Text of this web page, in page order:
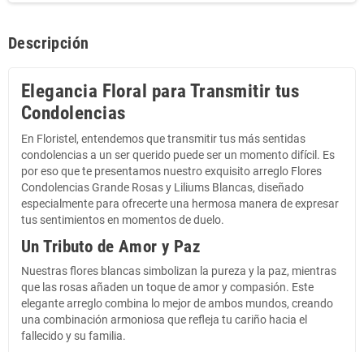
Descripción
Elegancia Floral para Transmitir tus
Condolencias
En Floristel, entendemos que transmitir tus más sentidas
condolencias a un ser querido puede ser un momento difícil. Es
por eso que te presentamos nuestro exquisito arreglo Flores
Condolencias Grande Rosas y Liliums Blancas, diseñado
especialmente para ofrecerte una hermosa manera de expresar
tus sentimientos en momentos de duelo.
Un Tributo de Amor y Paz
Nuestras flores blancas simbolizan la pureza y la paz, mientras
que las rosas añaden un toque de amor y compasión. Este
elegante arreglo combina lo mejor de ambos mundos, creando
una combinación armoniosa que refleja tu cariño hacia el
fallecido y su familia.